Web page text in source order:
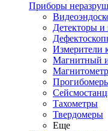
Приборы
Детекторы и
Измерители
Магнитный
Тахометры
Твердомеры
Еще